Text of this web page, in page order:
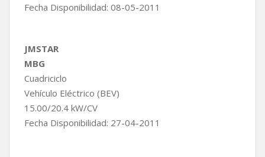
Fecha Disponibilidad: 08-05-2011
JMSTAR
MBG
Cuadriciclo
Vehículo Eléctrico (BEV)
15.00/20.4 kW/CV
Fecha Disponibilidad: 27-04-2011